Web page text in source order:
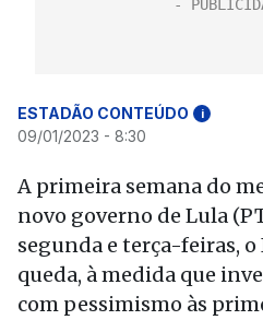
ESTADÃO CONTEÚDO i
09/01/2023 - 8:30
A primeira semana do
novo governo de Lula
segunda e terça-feiras,
queda, à medida que
com pessimismo às